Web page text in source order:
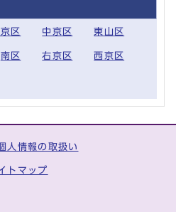
区 中京区 東山区
南区 右京区 西京区
人情報の取扱い
トマップ